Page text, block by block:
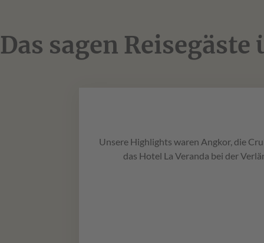
Das sagen
Unsere Highlights waren Angkor, die
das Hotel La Veranda bei der